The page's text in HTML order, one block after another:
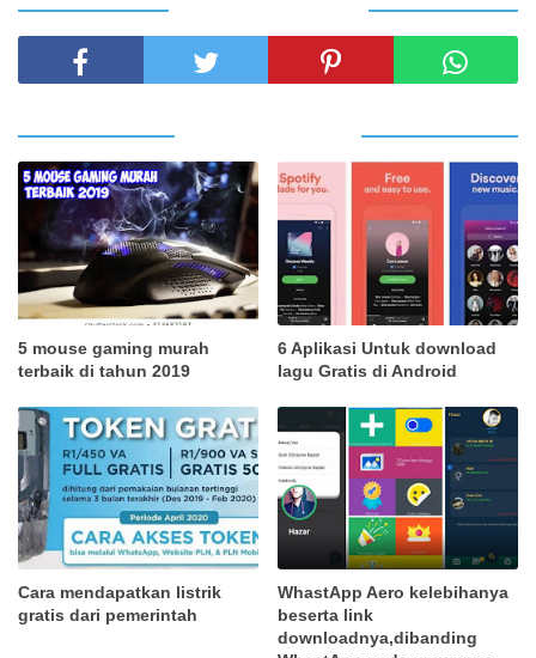
5 mouse gaming murah
terbaik di tahun 2019
6 Aplikasi Untuk download
lagu Gratis di Android
Cara mendapatkan listrik
gratis dari pemerintah
WhastApp Aero kelebihanya
beserta link
downloadnya,dibanding